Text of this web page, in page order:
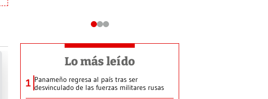
Lo más leído
1 Panameño regresa al país tras ser
desvinculado de las fuerzas militares rusas